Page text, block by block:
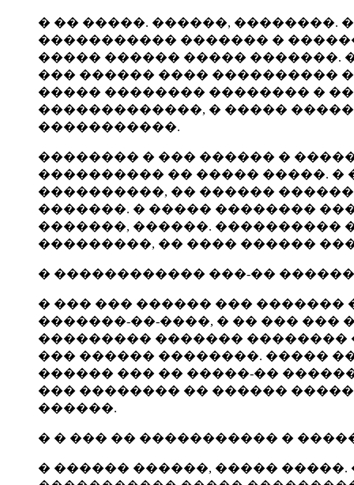
� �� �����. ������, ��������.
����������� ������� �
����� ������ ����� �������.
��� ������ ���� ����������
����� �������� �������� �
�������������, � �����
�����������.
�������� � ��� ������ �
���������� �� ����� �����. �
����������, �� ������
�������. � ����� ��������
�������, ������. ����������
���������, �� ���� ������
� ������������ ���-��
� ��� ��� ������ ��� �������
�������-��-����, � �� ��� ���
��������� ������� ��������
��� ������ ��������. �����
������ ��� �� �����-��
��� �������� �� ������
������.
� � ��� �� ����������� �
� ������ ������, �����